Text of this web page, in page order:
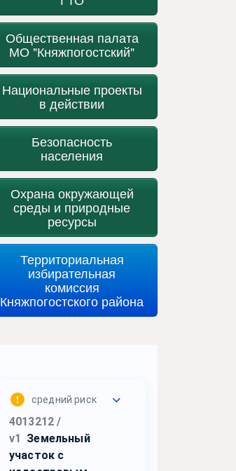
Общественная палата
МО "Княжпогостский"
Национальные проекты
в действии
Безопасность
населения
Охрана окружающей
среды и природные
ресурсы
Территориальная
избирательная
комиссия
Княжпогостского района